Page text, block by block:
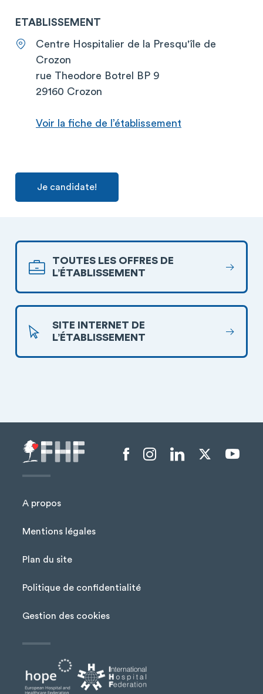
ETABLISSEMENT
Centre Hospitalier de la Presqu'île de
Crozon
rue Theodore Botrel BP 9
29160 Crozon
Voir la fiche de l’établissement
Je candidate!
TOUTES LES OFFRES DE
L’ÉTABLISSEMENT
SITE INTERNET DE
L’ÉTABLISSEMENT
Menu Pied de page
A propos
Mentions légales
Plan du site
Politique de confidentialité
Gestion des cookies
Menu liens sociaux